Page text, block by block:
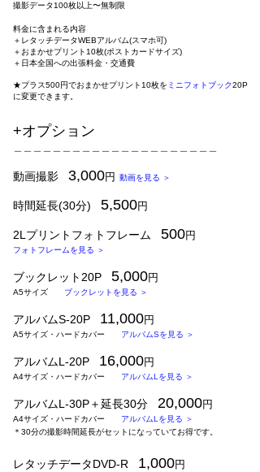
撮影データ100枚以上〜無制限
料金に含まれる内容
＋レタッチデータWEBアルバム(スマホ可)
＋ おまかせプリント10枚(ポストカードサイズ)
＋日本全国への出張料金・交通費
★プラス500円でおまかせプリント10枚を ミニフォトブック20P
に変更できます。
+オプション
動画撮影 3,000円 動画を見る ＞
時間延長(30分) 5,500円
2Lプリントフォトフレーム 500円
フォトフレームを見る ＞
ブックレット20P 5,000円
A5サイズ ブックレットを見る ＞
アルバムS-20P 11,000円
A5サイズ・ハードカバー アルバムSを見る ＞
アルバムL-20P 16,000円
A4サイズ・ハードカバー アルバムLを見る ＞
アルバムL-30P＋延長30分 20,000円
A4サイズ・ハードカバー アルバムLを見る ＞
＊30分の撮影時間延長がセットになっていてお得です。
レタッチデータDVD-R 1,000円